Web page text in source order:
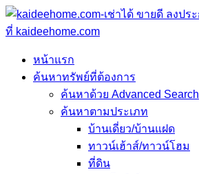
หน้าแรก
ค้นหาทรัพย์ที่ต้องการ
ค้นหาด้วย Advanced Search
ค้นหาตามประเภท
บ้านเดี่ยว/บ้านแฝด
ทาวน์เฮ้าส์/ทาวน์โฮม
ที่ดิน